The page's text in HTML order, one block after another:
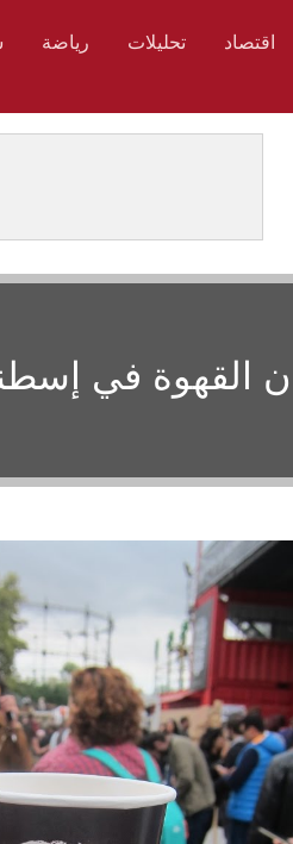
اقتصاد تحليلات رياضة
القهوة في